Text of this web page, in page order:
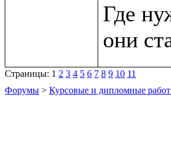
Где
Страницы: 1 2 3 4 5 6 7 8 9 10 11
Форумы > Курсовые и дипломные